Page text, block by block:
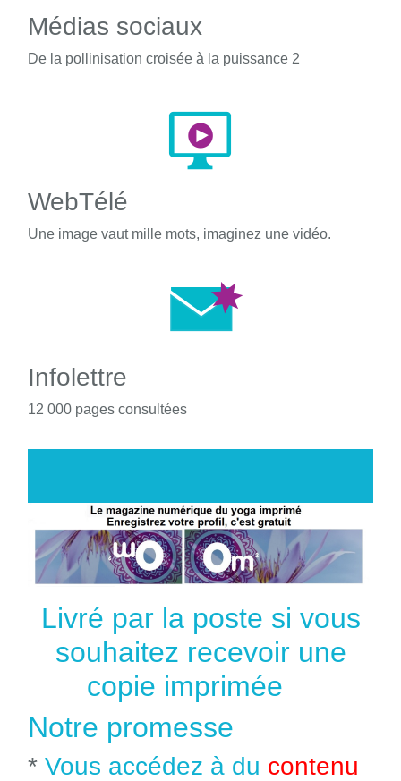
Médias sociaux
De la pollinisation croisée à la puissance 2
WebTélé
Une image vaut mille mots, imaginez une vidéo.
Infolettre
12 000 pages consultées
Livré par la poste si vous
souhaitez recevoir une
copie imprimée
Notre promesse
* Vous accédez à du contenu